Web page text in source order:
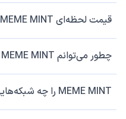
قیمت لحظه‌ای MEME MINT را از کجا چک کنم؟
چطور می‌توانم MEME MINT بخرم یا بفروشم؟
MEME MINT را چه شبکه‌هایی پشتیبانی می‌کند؟